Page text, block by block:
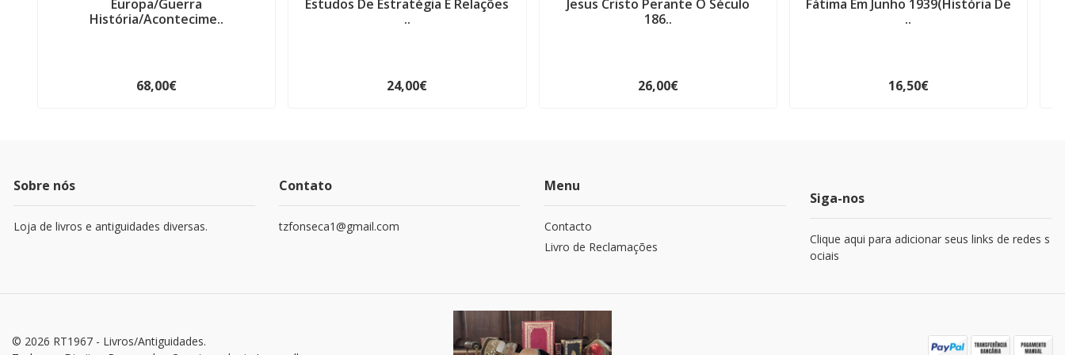
Europa/Guerra
História/Acontecime..
68,00€
Estudos De Estratégia E Relações
..
24,00€
Jesus Cristo Perante O Século
186..
26,00€
Fátima Em Junho 1939(História De
..
16,50€
Sobre nós
Loja de livros e antiguidades diversas.
Contato
tzfonseca1@gmail.com
Menu
Contacto
Livro de Reclamações
Siga-nos
Clique aqui para adicionar seus links de redes s
ociais
© 2026 RT1967 - Livros/Antiguidades.